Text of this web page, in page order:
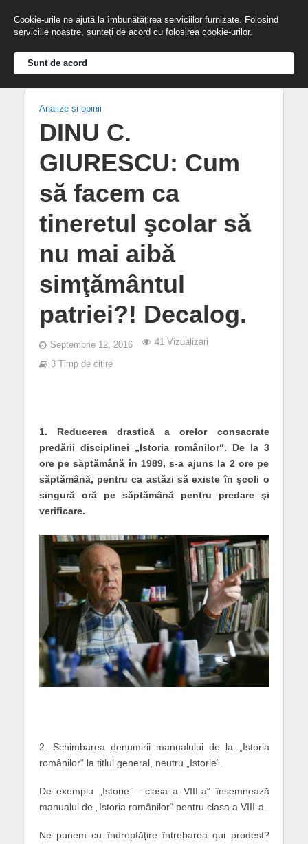
Analize și opinii
DINU C.
GIURESCU: Cum
să facem ca
tineretul şcolar să
nu mai aibă
simţământul
patriei?! Decalog.
Septembrie 12, 2016 41 Vizualizari
3 Timp de citire
1. Reducerea drastică a orelor consacrate
predării disciplinei „Istoria românilor“. De la 3
ore pe săptămână în 1989, s-a ajuns la 2 ore pe
săptămână, pentru ca astăzi să existe în şcoli o
singură oră pe săptămână pentru predare şi
verificare.
2. Schimbarea denumirii manualului de la „Istoria
românilor“ la titlul general, neutru „Istorie“.
De exemplu „Istorie – clasa a VIII-a“ însemnează
manualul de „Istoria românilor“ pentru clasa a VIII-a.
Ne punem cu îndreptăţire întrebarea qui prodest?
Cookie-urile ne ajută la îmbunătățirea serviciilor furnizate. Folosind
serviciile noastre, sunteți de acord cu folosirea cookie-urilor.
Sunt de acord